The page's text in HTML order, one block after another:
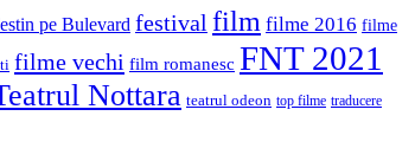
pe Bulevard festival film filme 2016 filme
filme vechi film romanesc FNT 2021
Nottara teatrul odeon top filme traducere